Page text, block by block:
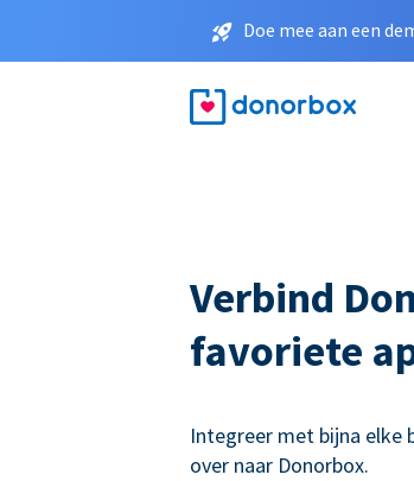
Doe mee aan een
Verbind
favoriete
Integreer met bijna elke
over naar Donorbox.